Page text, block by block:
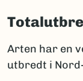
Arten har en
utbredt i